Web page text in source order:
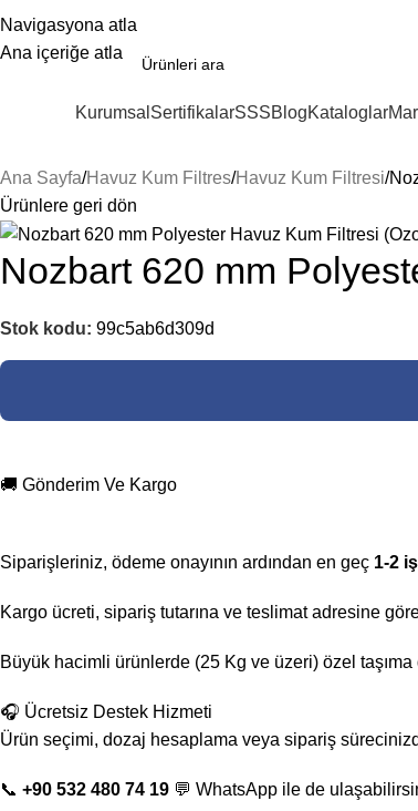
Navigasyona atla
Ana içeriğe atla
Kurumsal SertifikalarSSSBlogKataloglar
Ana Sayfa Havuz Kum Filtres Havuz Kum Filtresi
Ürünlere geri dön
Nozbart 620 mm
Stok kodu: 99c5ab6d309d
🚚 Gönderim Ve Kargo
Siparişleriniz, ödeme onayının ardından en geç 1-2
Kargo ücreti, sipariş tutarına ve teslimat adresine
Büyük hacimli ürünlerde (25 Kg ve üzeri) özel
🎧 Ücretsiz Destek Hizmeti
Ürün seçimi, dozaj hesaplama veya sipariş
📞 +90 532 480 74 19 💬 WhatsApp ile de